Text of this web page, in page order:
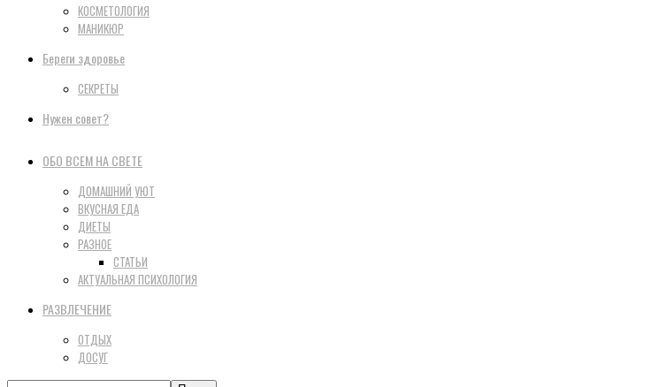
КОСМЕТОЛОГИЯ
МАНИКЮР
Береги здоровье
СЕКРЕТЫ
Нужен совет?
ОБО ВСЕМ НА СВЕТЕ
ДОМАШНИЙ УЮТ
ВКУСНАЯ ЕДА
ДИЕТЫ
РАЗНОЕ
СТАТЬИ
АКТУАЛЬНАЯ ПСИХОЛОГИЯ
РАЗВЛЕЧЕНИЕ
ОТДЫХ
ДОСУГ